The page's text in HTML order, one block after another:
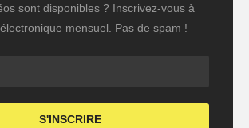
sont disponibles ? Inscrivez-vous à
mensuel. Pas de spam !